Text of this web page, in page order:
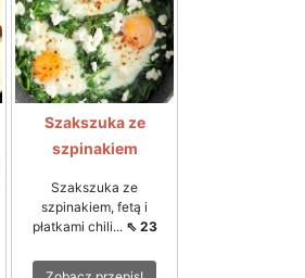
Szakszuka ze
szpinakiem
Szakszuka ze
szpinakiem, fetą i
płatkami chili... ⇖ 23